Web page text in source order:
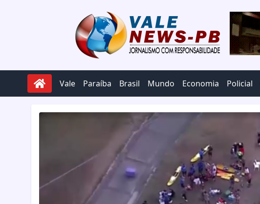
Vale Paraíba Brasil Mundo Economia Policial